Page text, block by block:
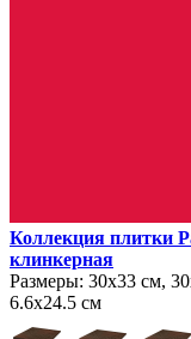
Коллекция плитки
клинкерная
Размеры: 30х33 см,
6.6х24.5 см